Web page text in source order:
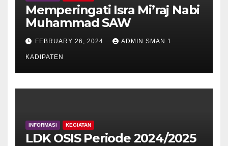
Memperingati Isra Mi’raj Nabi
Muhammad SAW
FEBRUARY 26, 2024 ADMIN SMAN 1
KADIPATEN
INFORMASI KEGIATAN
LDK OSIS Periode 2024/2025